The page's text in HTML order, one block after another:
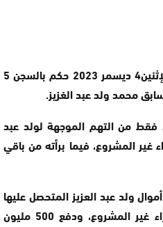
أصدرت محكة انواكشوط اليوم الإثنين4 ديسمر 2023 حكم بالسجن 5
محمد ولد عبد الغزيز.
من التهم الموجهة لولد عبد
غير المشروع، فيما برأته من باقي
ولد عبد العزيز المتحصل عليها
من جريمتي غسل الأموال والإثراء غير المشروع، ودفع 500 مليون